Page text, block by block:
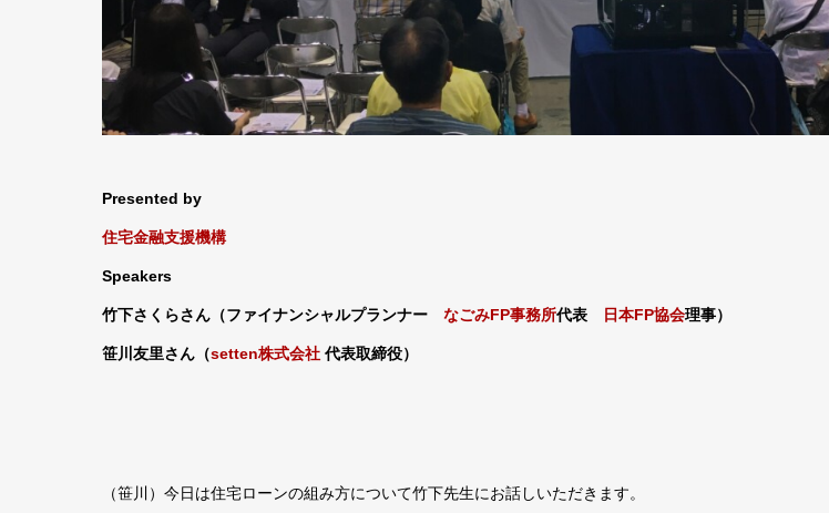
Presented by
住宅金融支援機構
Speakers
竹下さくらさん（ファイナンシャルプランナー なごみFP事務所代表 日本FP協会理事）
笹川友里さん（setten株式会社 代表取締役）
（笹川）今日は住宅ローンの組み方について竹下先生にお話しいただきます。